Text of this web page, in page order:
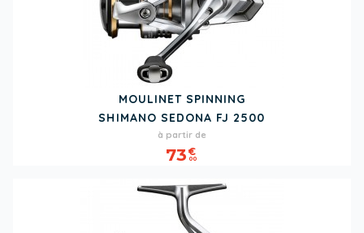
MOULINET SPINNING
SHIMANO SEDONA FJ 2500
Prix
à partir de
73€
00